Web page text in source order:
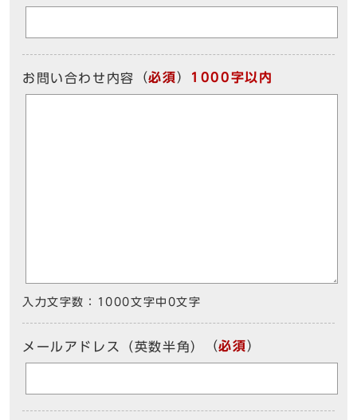
お問い合わせ内容 （必須） 1000字以内
入力文字数： 1000文字中 0文字
メールアドレス（英数半角） （必須）